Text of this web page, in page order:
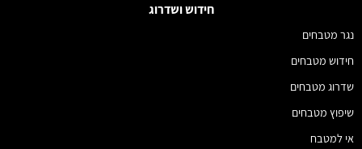
חידוש ושדרוג
נגר מטבחים
חידוש מטבחים
שדרוג מטבחים
שיפוץ מטבחים
אי למטבח